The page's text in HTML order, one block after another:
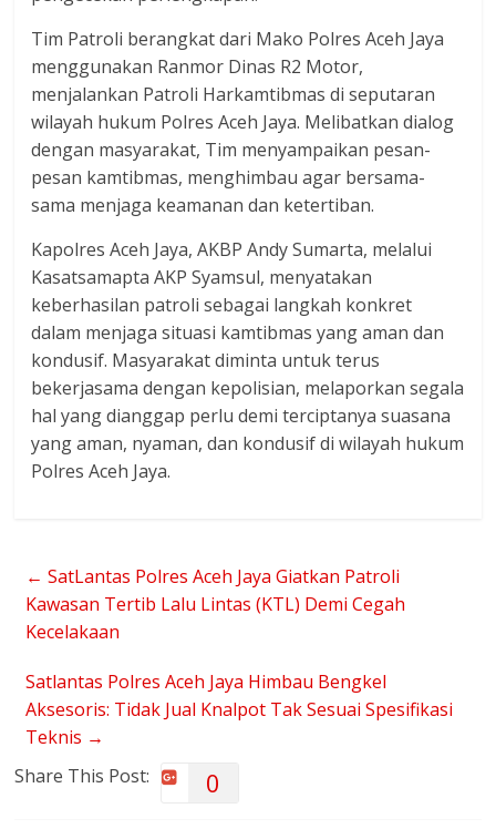
Tim Patroli berangkat dari Mako Polres Aceh Jaya
menggunakan Ranmor Dinas R2 Motor,
menjalankan Patroli Harkamtibmas di seputaran
wilayah hukum Polres Aceh Jaya. Melibatkan dialog
dengan masyarakat, Tim menyampaikan pesan-
pesan kamtibmas, menghimbau agar bersama-
sama menjaga keamanan dan ketertiban.
Kapolres Aceh Jaya, AKBP Andy Sumarta, melalui
Kasatsamapta AKP Syamsul, menyatakan
keberhasilan patroli sebagai langkah konkret
dalam menjaga situasi kamtibmas yang aman dan
kondusif. Masyarakat diminta untuk terus
bekerjasama dengan kepolisian, melaporkan segala
hal yang dianggap perlu demi terciptanya suasana
yang aman, nyaman, dan kondusif di wilayah hukum
Polres Aceh Jaya.
← SatLantas Polres Aceh Jaya Giatkan Patroli
Kawasan Tertib Lalu Lintas (KTL) Demi Cegah
Kecelakaan
Satlantas Polres Aceh Jaya Himbau Bengkel
Aksesoris: Tidak Jual Knalpot Tak Sesuai Spesifikasi
Teknis →
Share This Post:
0